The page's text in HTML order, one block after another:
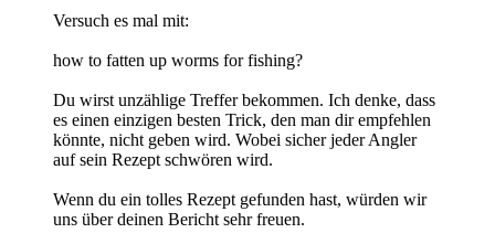
Versuch es mal mit:
how to fatten up worms for fishing?
Du wirst unzählige Treffer bekommen. Ich denke, dass
es einen einzigen besten Trick, den man dir empfehlen
könnte, nicht geben wird. Wobei sicher jeder Angler
auf sein Rezept schwören wird.
Wenn du ein tolles Rezept gefunden hast, würden wir
uns über deinen Bericht sehr freuen.